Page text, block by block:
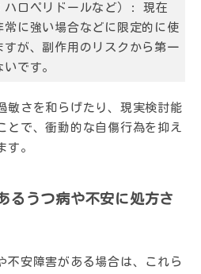
ハロペリドールなど）:
現在
常に強い場合などに限定的に使
すが、副作用のリスクから第一
です。
敏さを和らげたり、現実検討能
とで、衝動的な自傷行為を抑え
す。
るうつ病や不安に処方さ
不安障害がある場合は、これら